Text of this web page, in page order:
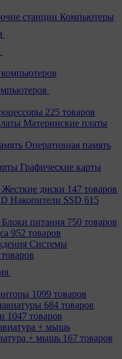
станции Компьютеры
225 товаров
Материнcкие платы
Оперативная память
Графические карты
Жесткие диски 147 товаров
Накопители SSD 615
Блоки питания 750 товаров
952 товаров
Системы
1099 товаров
684 товаров
1047 товаров
+ мышь 167 товаров